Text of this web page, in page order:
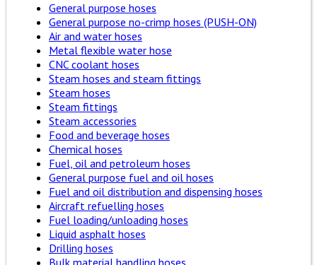
General purpose hoses
General purpose no-crimp hoses (PUSH-ON)
Air and water hoses
Metal flexible water hose
CNC coolant hoses
Steam hoses and steam fittings
Steam hoses
Steam fittings
Steam accessories
Food and beverage hoses
Chemical hoses
Fuel, oil and petroleum hoses
General purpose fuel and oil hoses
Fuel and oil distribution and dispensing hoses
Aircraft refuelling hoses
Fuel loading/unloading hoses
Liquid asphalt hoses
Drilling hoses